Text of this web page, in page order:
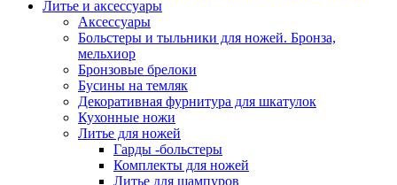
Литье и аксессуары
Аксессуары
Больстеры и тыльники для ножей. Бронза,
мельхиор
Бронзовые брелоки
Бусины на темляк
Декоративная фурнитура для шкатулок
Кухонные ножи
Литье для ножей
Гарды -больстеры
Комплекты для ножей
Литье для шампуров